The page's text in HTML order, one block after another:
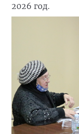
2026 год.